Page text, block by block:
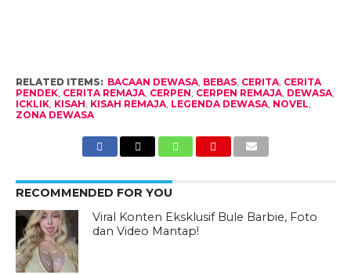
RELATED ITEMS: BACAAN DEWASA, BEBAS, CERITA, CERITA
PENDEK, CERITA REMAJA, CERPEN, CERPEN REMAJA, DEWASA,
ICKLIK, KISAH, KISAH REMAJA, LEGENDA DEWASA, NOVEL,
ZONA DEWASA
RECOMMENDED FOR YOU
Viral Konten Eksklusif Bule Barbie, Foto
dan Video Mantap!